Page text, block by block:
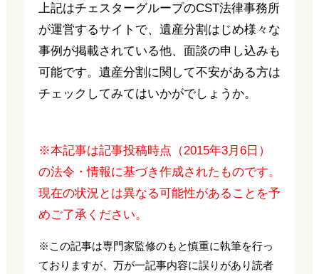
上記はチェスターグループのCST法律事務所
が運営するサイトで、遺産分割はじめ様々な
事例が掲載されている他、面談の申し込みも
可能です。遺産分割に関して不安がある方は
チェックしてみてはいかがでしょうか。
※本記事は記事投稿時点（2015年3月6日）
の法令・情報に基づき作成されたものです。
現在の状況とは異なる可能性があることを予
めご了承ください。
※この記事は専門家監修のもと慎重に執筆を行っ
ておりますが、万が一記事内容に誤りがあり読者